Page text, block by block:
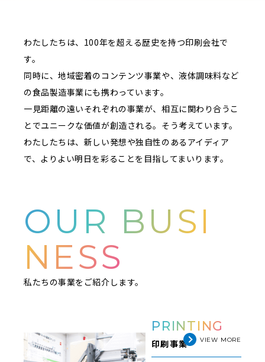
わたしたちは、100年を超える歴史を持つ印刷会社で
す。
同時に、地域密着のコンテンツ事業や、液体調味料など
の食品製造事業にも携わっています。
一見距離の遠いそれぞれの事業が、相互に関わり合うこ
とでユニークな価値が創造される。そう考えています。
わたしたちは、新しい発想や独自性のあるアイディア
で、よりよい明日を彩ることを目指してまいります。
OUR BUSI
NESS
私たちの事業をご紹介します。
PRINTING
印刷事業 VIEW MORE